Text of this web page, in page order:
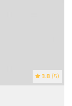
3.8 (5)